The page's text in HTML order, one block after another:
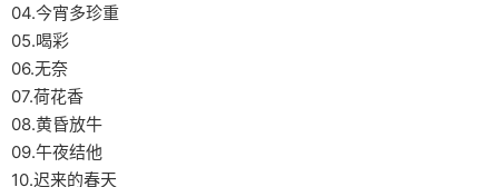
04.今宵多珍重
05.喝彩
06.无奈
07.荷花香
08.黄昏放牛
09.午夜结他
10.迟来的春天